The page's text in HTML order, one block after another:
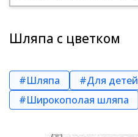
Шляпа с цветком
#Шляпа #Для детей
#Широкополая шляпа